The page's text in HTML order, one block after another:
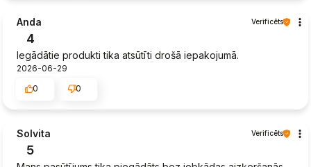
Anda Verificēts
4
Iegādātie produkti tika atsūtīti drošā iepakojumā.
2026-06-29
0
0
Solvita Verificēts
5